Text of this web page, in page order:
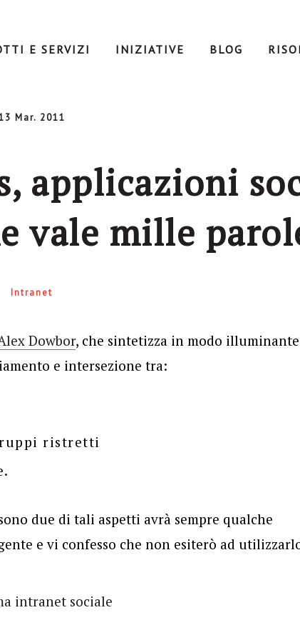
E SERVIZI INIZIATIVE BLOG
Mar. 2011
applicazioni
vale mille
Intranet
Dowbor, che sintetizza in modo
e intersezione tra:
ristretti
due di tali aspetti avrà sempre qualche
e vi confesso che non esiterò ad